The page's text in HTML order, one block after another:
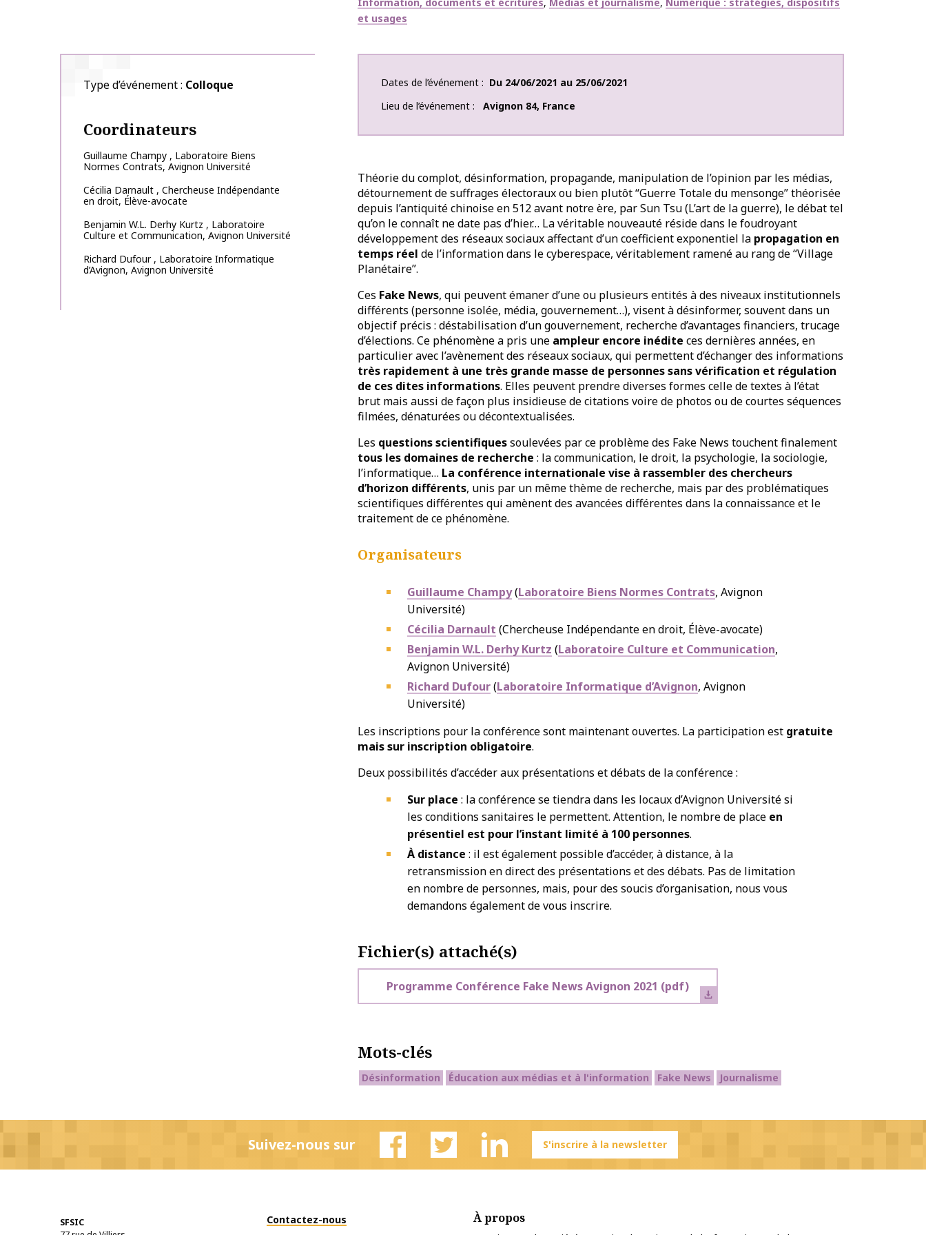
et usages
Type d’événement Colloque
Coordinateurs
Guillaume Champy , Laboratoire Biens
Normes Contrats, Avignon Université
Cécilia Darnault , Chercheuse Indépendante
en droit, Élève-avocate
Benjamin W.L. Derhy Kurtz , Laboratoire
Culture et Communication, Avignon Université
Richard Dufour , Laboratoire Informatique
d’Avignon, Avignon Université
Dates de l’événement Du 24/06/2021 au 25/06/2021
Lieu de l’événement
Avignon 84, France
Théorie du complot, désinformation, propagande, manipulation de l’opinion par les médias,
détournement de suffrages électoraux ou bien plutôt “Guerre Totale du mensonge” théorisée
depuis l’antiquité chinoise en 512 avant notre ère, par Sun Tsu (L’art de la guerre), le débat tel
qu’on le connaît ne date pas d’hier… La véritable nouveauté réside dans le foudroyant
développement des réseaux sociaux affectant d’un coefficient exponentiel la propagation en
temps réel de l’information dans le cyberespace, véritablement ramené au rang de “Village
Planétaire”.
Ces Fake News, qui peuvent émaner d’une ou plusieurs entités à des niveaux institutionnels
différents (personne isolée, média, gouvernement…), visent à désinformer, souvent dans un
objectif précis : déstabilisation d’un gouvernement, recherche d’avantages financiers, trucage
d’élections. Ce phénomène a pris une ampleur encore inédite ces dernières années, en
particulier avec l’avènement des réseaux sociaux, qui permettent d’échanger des informations
très rapidement à une très grande masse de personnes sans vérification et régulation
de ces dites informations. Elles peuvent prendre diverses formes celle de textes à l’état
brut mais aussi de façon plus insidieuse de citations voire de photos ou de courtes séquences
filmées, dénaturées ou décontextualisées.
Les questions scientifiquessoulevées par ce problème des Fake News touchent finalement
tous les domaines de recherche : la communication, le droit, la psychologie, la sociologie,
l’informatique… La conférence internationale vise à rassembler des chercheurs
d’horizon différents, unis par un même thème de recherche, mais par des problématiques
scientifiques différentes qui amènent des avancées différentes dans la connaissance et le
traitement de ce phénomène.
Organisateurs
Guillaume Champy(Laboratoire Biens Normes Contrats, Avignon
Université)
Cécilia Darnault (Chercheuse Indépendante en droit, Élève-avocate)
Benjamin W.L. Derhy Kurtz (Laboratoire Culture et Communication,
Avignon Université)
Richard Dufour(Laboratoire Informatique d’Avignon, Avignon
Université)
Les inscriptions pour la conférence sont maintenant ouvertes. La participation est gratuite
mais sur inscription obligatoire.
Deux possibilités d’accéder aux présentations et débats de la conférence :
Sur place : la conférence se tiendra dans les locaux d’Avignon Université si
les conditions sanitaires le permettent. Attention, le nombre de place en
présentiel est pour l’instant limité à 100 personnes.
À distance : il est également possible d’accéder, à distance, à la
retransmission en direct des présentations et des débats. Pas de limitation
en nombre de personnes, mais, pour des soucis d’organisation, nous vous
demandons également de vous inscrire.
Fichier(s) attaché(s)
Programme Conférence Fake News Avignon 2021 (pdf)
Mots-clés
Désinformation Éducation aux médias et à l'information Fake News Journalisme
Suivez-nous sur S'inscrire à la newsletter
SFSIC
Contactez-nous
À propos